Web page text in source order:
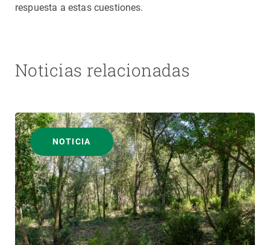
respuesta a estas cuestiones.
Noticias relacionadas
NOTICIA